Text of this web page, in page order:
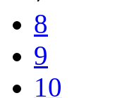
8
9
10